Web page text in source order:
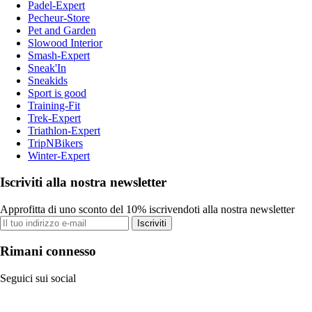
Padel-Expert
Pecheur-Store
Pet and Garden
Slowood Interior
Smash-Expert
Sneak'In
Sneakids
Sport is good
Training-Fit
Trek-Expert
Triathlon-Expert
TripNBikers
Winter-Expert
Iscriviti alla nostra newsletter
Approfitta di uno sconto del 10% iscrivendoti alla nostra newsletter
Iscriviti
Rimani connesso
Seguici sui social